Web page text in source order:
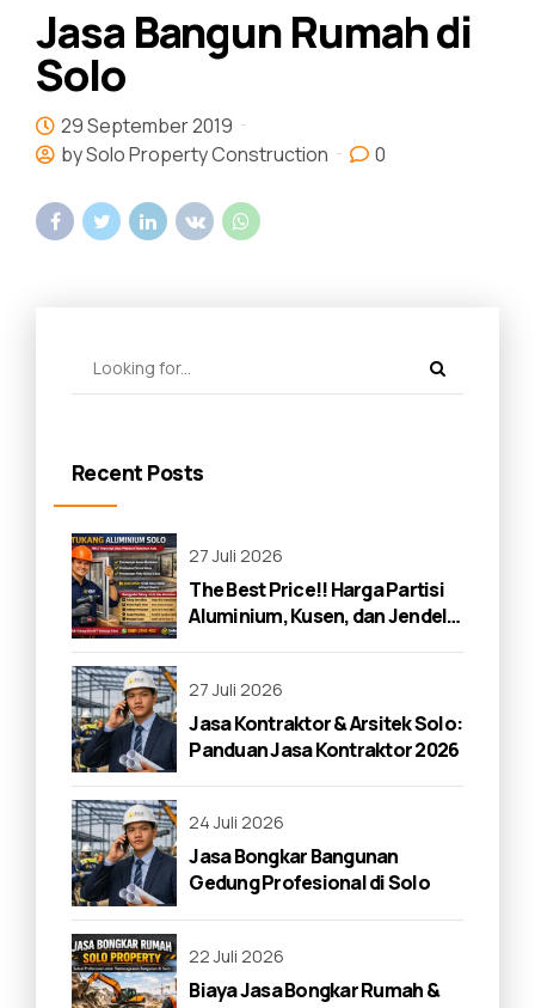
Jasa Bangun Rumah di
Solo
29 September 2019
by Solo Property Construction
0
Recent Posts
27 Juli 2026
The Best Price!! Harga Partisi
Aluminium, Kusen, dan Jendela
27 Juli 2026
Jasa Kontraktor & Arsitek Solo:
Panduan Jasa Kontraktor 2026
24 Juli 2026
Jasa Bongkar Bangunan
Gedung Profesional di Solo
22 Juli 2026
Biaya Jasa Bongkar Rumah &